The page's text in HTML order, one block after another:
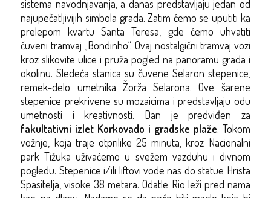
sistema navodnjavanja, a danas predstavljaju jedan od
najupečatljivijih simbola grada. Zatim ćemo se uputiti ka
prelepom kvartu Santa Teresa, gde ćemo uhvatiti
čuveni tramvaj „Bondinho“. Ovaj nostalgični tramvaj vozi
kroz slikovite ulice i pruža pogled na panoramu grada i
okolinu. Sledeća stanica su čuvene Selaron stepenice,
remek-delo umetnika Žorža Selarona. Ove šarene
stepenice prekrivene su mozaicima i predstavljaju odu
umetnosti i kreativnosti. Dan je predviđen za
fakultativni izlet Korkovado i gradske plaže. Tokom
vožnje, koja traje otprilike 25 minuta, kroz Nacionalni
park Tižuka uživaćemo u svežem vazduhu i divnom
pogledu. Stepenice i/ili liftovi vode nas do statue Hrista
Spasitelja, visoke 38 metara. Odatle Rio leži pred nama